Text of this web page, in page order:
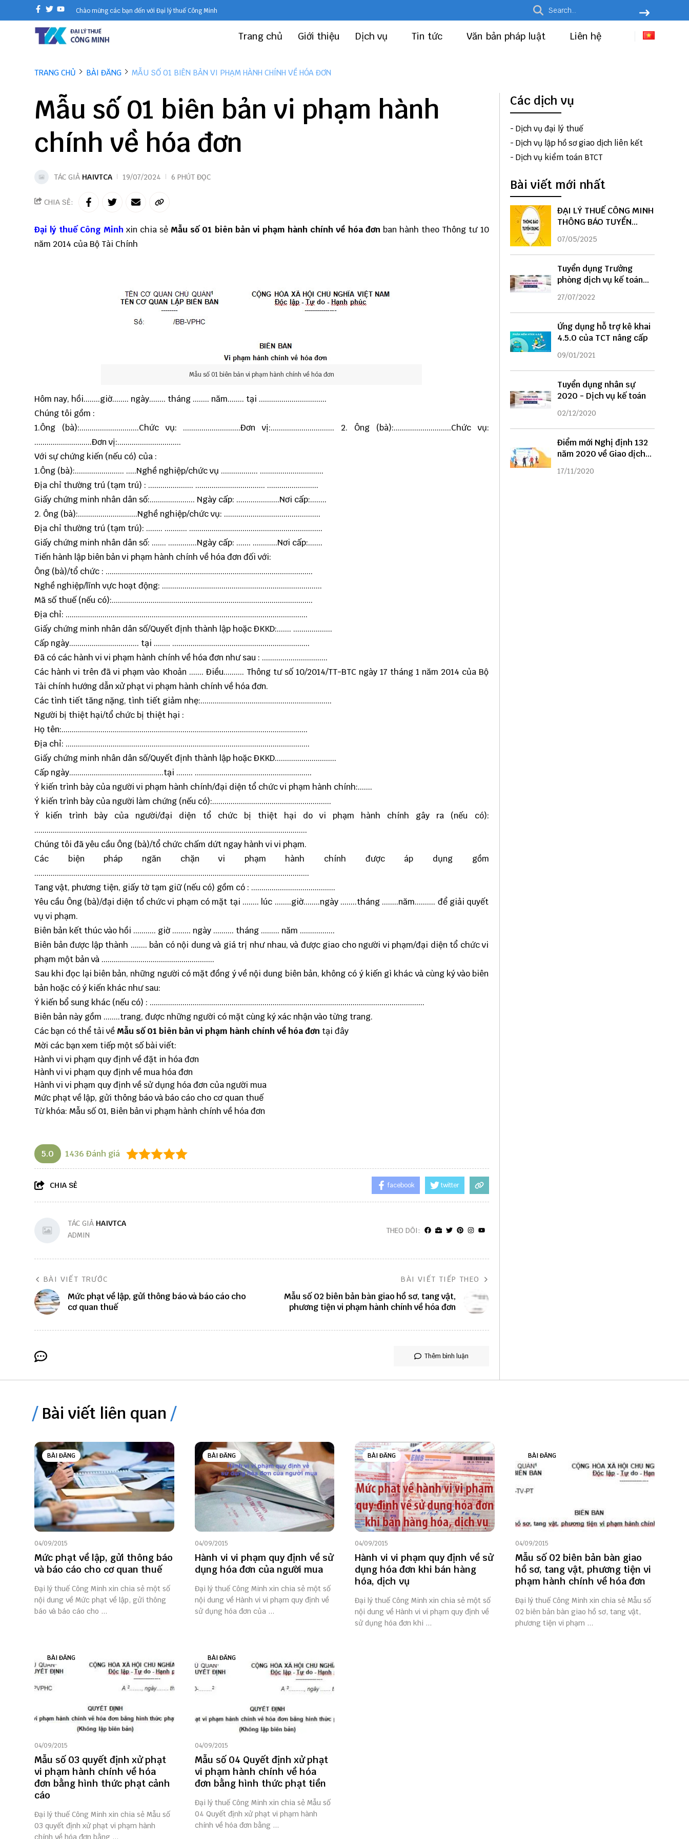
Chào mừng các bạn đến với Đại lý thuế Công Minh
Trang chủ Giới thiệu Dịch vụ Tin tức Văn bản pháp luật Liên hệ
TRANG CHỦ BÀI ĐĂNG MẪU SỐ 01 BIÊN BẢN VI PHẠM HÀNH CHÍNH VỀ HÓA ĐƠN
Mẫu số 01 biên bản vi phạm hành
chính về hóa đơn
TÁC GIẢ HAIVTCA 19/07/2024 6 PHÚT ĐỌC
CHIA SẺ:
Đại lý thuế Công Minh xin chia sẻ Mẫu số 01 biên bản vi phạm hành chính về hóa đơn ban hành theo Thông tư 10
năm 2014 của Bộ Tài Chính
Mẫu số 01 biên bản vi phạm hành chính về hóa đơn
Hôm nay, hồi........giờ........ ngày........ tháng ........ năm........ tại .................................
Chúng tôi gồm :
1.Ông (bà):.............................Chức vụ: ............................Đơn vị:............................... 2. Ông (bà):............................Chức vụ:
............................Đơn vị:...............................
Với sự chứng kiến (nếu có) của :
1.Ông (bà):........................ .....Nghề nghiệp/chức vụ .................. ...............................
Địa chỉ thường trú (tạm trú) : ...................... .................................. .........................
Giấy chứng minh nhân dân số:...................... Ngày cấp: .....................Nơi cấp:........
2. Ông (bà):.............................Nghề nghiệp/chức vụ: ...............................................
Địa chỉ thường trú (tạm trú): ........ ........... .................................................................
Giấy chứng minh nhân dân số: ....... ..............Ngày cấp: ....... ............Nơi cấp:.......
Tiến hành lập biên bản vi phạm hành chính về hóa đơn đối với:
Ông (bà)/tổ chức : .....................................................................................................
Nghề nghiệp/lĩnh vực hoạt động: ..............................................................................
Mã số thuế (nếu có):..................................................................................................
Địa chỉ: ......................................................................................................................
Giấy chứng minh nhân dân số/Quyết định thành lập hoặc ĐKKD:....... ...................
Cấp ngày.................................. tại ........ ...................................................................
Đã có các hành vi vi phạm hành chính về hóa đơn như sau : ................................
Các hành vi trên đã vi phạm vào Khoản ....... Điều.......... Thông tư số 10/2014/TT-BTC ngày 17 tháng 1 năm 2014 của Bộ
Tài chính hướng dẫn xử phạt vi phạm hành chính về hóa đơn.
Các tình tiết tăng nặng, tình tiết giảm nhẹ:................................................................
Người bị thiệt hại/tổ chức bị thiệt hại :
Họ tên:........................................................................................................................
Địa chỉ: .......................................................................................................................
Giấy chứng minh nhân dân số/Quyết định thành lập hoặc ĐKKD..............................
Cấp ngày..............................................tại ........ .........................................................
Ý kiến trình bày của người vi phạm hành chính/đại diện tổ chức vi phạm hành chính:.......
Ý kiến trình bày của người làm chứng (nếu có):..........................................................
Ý kiến trình bày của người/đại diện tổ chức bị thiệt hại do vi phạm hành chính gây ra (nếu có):
.....................................................................................................................................
Chúng tôi đã yêu cầu Ông (bà)/tổ chức chấm dứt ngay hành vi vi phạm.
Các biện pháp ngăn chặn vi phạm hành chính được áp dụng gồm
......................................................................................................................................
Tang vật, phương tiện, giấy tờ tạm giữ (nếu có) gồm có : .........................................
Yêu cầu Ông (bà)/đại diện tổ chức vi phạm có mặt tại ........ lúc ........giờ........ngày ........tháng ........năm.......... để giải quyết
vụ vi phạm.
Biên bản kết thúc vào hồi ........... giờ ......... ngày .......... tháng ......... năm .................
Biên bản được lập thành ........ bản có nội dung và giá trị như nhau, và được giao cho người vi phạm/đại diện tổ chức vi
phạm một bản và .......................................................
Sau khi đọc lại biên bản, những người có mặt đồng ý về nội dung biên bản, không có ý kiến gì khác và cùng ký vào biên
bản hoặc có ý kiến khác như sau:
Ý kiến bổ sung khác (nếu có) : ......................................................................................................................................
Biên bản này gồm ........trang, được những người có mặt cùng ký xác nhận vào từng trang.
Các bạn có thể tải về Mẫu số 01 biên bản vi phạm hành chính về hóa đơn tại đây
Mời các bạn xem tiếp một số bài viết:
Hành vi vi phạm quy định về đặt in hóa đơn
Hành vi vi phạm quy định về mua hóa đơn
Hành vi vi phạm quy định về sử dụng hóa đơn của người mua
Mức phạt về lập, gửi thông báo và báo cáo cho cơ quan thuế
Từ khóa: Mẫu số 01, Biên bản vi phạm hành chính về hóa đơn
5.0 1436 Đánh giá
CHIA SẺ facebook twitter
TÁC GIẢ HAIVTCA
ADMIN
THEO DÕI:
BÀI VIẾT TRƯỚC
Mức phạt về lập, gửi thông báo và báo cáo cho
cơ quan thuế
BÀI VIẾT TIẾP THEO
Mẫu số 02 biên bản bàn giao hồ sơ, tang vật,
phương tiện vi phạm hành chính về hóa đơn
Thêm bình luận
Các dịch vụ
- Dịch vụ đại lý thuế
- Dịch vụ lập hồ sơ giao dịch liên kết
- Dịch vụ kiểm toán BTCT
Bài viết mới nhất
ĐẠI LÝ THUẾ CÔNG MINH
THÔNG BÁO TUYỂN
DỤNG
07/05/2025
Tuyển dụng Trưởng
phòng dịch vụ kế toán
năm 2022
27/07/2022
Ứng dụng hỗ trợ kê khai
4.5.0 của TCT nâng cấp
09/01/2021
Tuyển dụng nhân sự
2020 - Dịch vụ kế toán
02/12/2020
Điểm mới Nghị định 132
năm 2020 về Giao dịch
liên kết
17/11/2020
Bài viết liên quan
BÀI ĐĂNG
04/09/2015
Mức phạt về lập, gửi thông báo
và báo cáo cho cơ quan thuế
Đại lý thuế Công Minh xin chia sẻ một số
nội dung về Mức phạt về lập, gửi thông
báo và báo cáo cho ...
BÀI ĐĂNG
04/09/2015
Hành vi vi phạm quy định về sử
dụng hóa đơn của người mua
Đại lý thuế Công Minh xin chia sẻ một số
nội dung về Hành vi vi phạm quy định về
sử dụng hóa đơn của ...
BÀI ĐĂNG
04/09/2015
Hành vi vi phạm quy định về sử
dụng hóa đơn khi bán hàng
hóa, dịch vụ
Đại lý thuế Công Minh xin chia sẻ một số
nội dung về Hành vi vi phạm quy định về
sử dụng hóa đơn khi ...
BÀI ĐĂNG
04/09/2015
Mẫu số 02 biên bản bàn giao
hồ sơ, tang vật, phương tiện vi
phạm hành chính về hóa đơn
Đại lý thuế Công Minh xin chia sẻ Mẫu số
02 biên bản bàn giao hồ sơ, tang vật,
phương tiện vi phạm ...
BÀI ĐĂNG
04/09/2015
Mẫu số 03 quyết định xử phạt
vi phạm hành chính về hóa
đơn bằng hình thức phạt cảnh
cáo
Đại lý thuế Công Minh xin chia sẻ Mẫu số
03 quyết định xử phạt vi phạm hành
chính về hóa đơn bằng ...
BÀI ĐĂNG
04/09/2015
Mẫu số 04 Quyết định xử phạt
vi phạm hành chính về hóa
đơn bằng hình thức phạt tiền
Đại lý thuế Công Minh xin chia sẻ Mẫu số
04 Quyết định xử phạt vi phạm hành
chính về hóa đơn bằng ...